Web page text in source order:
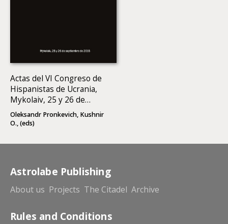
Actas del VI Congreso de
Hispanistas de Ucrania,
Mykolaiv, 25 y 26 de
septiembre de 2015
Oleksandr Pronkevich, Kushnir
O., (eds)
Astrolabe Publishing
About us Projects The Citadel Archive
Rules and Conditions